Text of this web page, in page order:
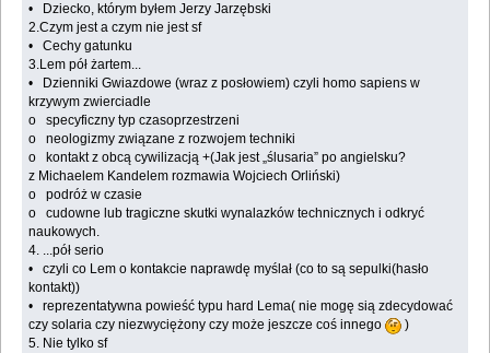
• Dziecko, którym byłem Jerzy Jarzębski
2.Czym jest a czym nie jest sf
• Cechy gatunku
3.Lem pół żartem...
• Dzienniki Gwiazdowe (wraz z posłowiem) czyli homo sapiens w
krzywym zwierciadle
o specyficzny typ czasoprzestrzeni
o neologizmy związane z rozwojem techniki
o kontakt z obcą cywilizacją +(Jak jest „ślusaria” po angielsku?
z Michaelem Kandelem rozmawia Wojciech Orliński)
o podróż w czasie
o cudowne lub tragiczne skutki wynalazków technicznych i odkryć
naukowych.
4. ...pół serio
• czyli co Lem o kontakcie naprawdę myślał (co to są sepulki(hasło
kontakt))
• reprezentatywna powieść typu hard Lema( nie mogę sią zdecydować
czy solaria czy niezwyciężony czy może jeszcze coś innego
)
5. Nie tylko sf